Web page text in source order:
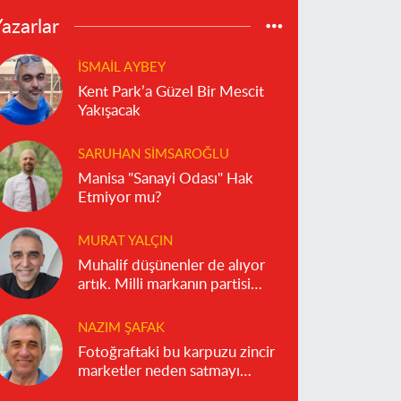
İSMAIL AYBEY
Kent Park’a Güzel Bir Mescit
Yakışacak
SARUHAN SIMSAROĞLU
Manisa "Sanayi Odası" Hak
Etmiyor mu?
MURAT YALÇIN
Muhalif düşünenler de alıyor
artık. Milli markanın partisi
NAZIM ŞAFAK
Fotoğraftaki bu karpuzu zincir
marketler neden satmayı